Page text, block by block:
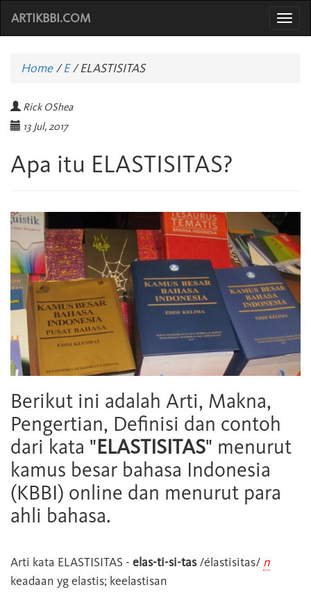
ARTIKBBI.COM
Home/E /ELASTISITAS
Rick OShea
13 Jul, 2017
Apa itu ELASTISITAS?
Berikut ini adalah Arti, Makna,
Pengertian, Definisi dan contoh
dari kata "ELASTISITAS" menurut
kamus besar bahasa Indonesia
(KBBI) online dan menurut para
ahli bahasa.
Arti kata ELASTISITAS - elas-ti-si-tas/élastisitas/ n
keadaan yg elastis; keelastisan